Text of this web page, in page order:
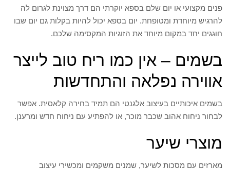
פנים מקצועי או יום שלם בספא יוקרתי הם דרך מצוינת לגרום לה
להרגיש מיוחדת ומטופחת. יום בספא יכול להיות בקלות גם יום שבו
חוגגים יחד במקום מיוחד את הזוגיות המקסימה שלכם.
בשמים – אין כמו ריח טוב לייצר
אווירה נפלאה והתחדשות
בשמים איכותיים בעיצוב אלגנטי הם תמיד בחירה קלאסית. אפשר
לבחור ניחוח אהוב שכבר מוכר, או להפתיע עם ניחוח חדש ומרענן.
מוצרי שיער
מארזים עם מסכות לשיער, שמנים משקמים ומכשירי עיצוב